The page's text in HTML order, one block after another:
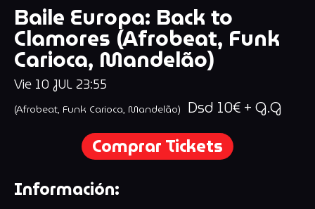
Baile Europa: Back to
Clamores (Afrobeat, Funk
Carioca, Mandelão)
Vie 10 JUL23:55
(Afrobeat, Funk Carioca, Mandelão) Dsd 10€ + G.G
Comprar Tickets
Información: